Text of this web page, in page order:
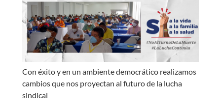
Con éxito y en un ambiente democrático realizamos
cambios que nos proyectan al futuro de la lucha
sindical